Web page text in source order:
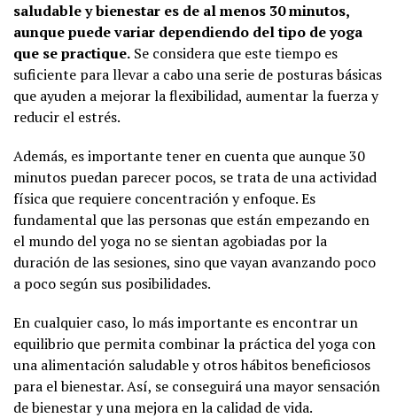
saludable y bienestar es de al menos 30 minutos,
aunque puede variar dependiendo del tipo de yoga
que se practique. Se considera que este tiempo es
suficiente para llevar a cabo una serie de posturas básicas
que ayuden a mejorar la flexibilidad, aumentar la fuerza y
reducir el estrés.
Además, es importante tener en cuenta que aunque 30
minutos puedan parecer pocos, se trata de una actividad
física que requiere concentración y enfoque. Es
fundamental que las personas que están empezando en
el mundo del yoga no se sientan agobiadas por la
duración de las sesiones, sino que vayan avanzando poco
a poco según sus posibilidades.
En cualquier caso, lo más importante es encontrar un
equilibrio que permita combinar la práctica del yoga con
una alimentación saludable y otros hábitos beneficiosos
para el bienestar. Así, se conseguirá una mayor sensación
de bienestar y una mejora en la calidad de vida.